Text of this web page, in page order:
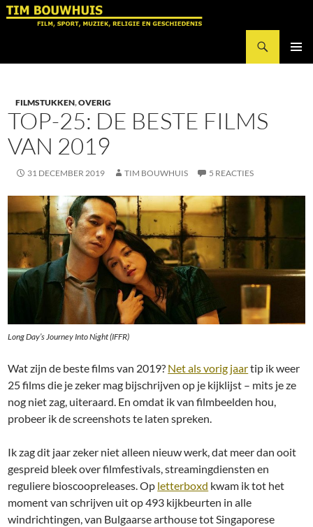
Ga
FILMSTUKKEN,OVERIG
TOP-25: DE BESTE FILMS
VAN 2019
31 DECEMBER 2019 TIM BOUWHUIS 5 REACTIES
Long Day’s Journey Into Night (IFFR)
Wat zijn de beste films van 2019? Net als vorig jaartip ik weer
25 films die je zeker mag bijschrijven op je kijklijst – mits je ze
nog niet zag, uiteraard. En omdat ik van filmbeelden hou,
probeer ik de screenshots te laten spreken.
Ik zag dit jaar zeker niet alleen nieuw werk, dat meer dan ooit
gespreid bleek over filmfestivals, streamingdiensten en
reguliere bioscoopreleases. Op letterboxd kwam ik tot het
moment van schrijven uit op 493 kijkbeurten in alle
windrichtingen, van Bulgaarse arthouse tot Singaporese